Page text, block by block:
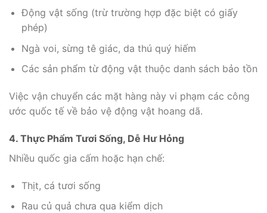
Động vật sống (trừ trường hợp đặc biệt có giấy
phép)
Ngà voi, sừng tê giác, da thú quý hiếm
Các sản phẩm từ động vật thuộc danh sách bảo tồn
Việc vận chuyển các mặt hàng này vi phạm các công
ước quốc tế về bảo vệ động vật hoang dã.
4. Thực Phẩm Tươi Sống, Dễ Hư Hỏng
Nhiều quốc gia cấm hoặc hạn chế:
Thịt, cá tươi sống
Rau củ quả chưa qua kiểm dịch